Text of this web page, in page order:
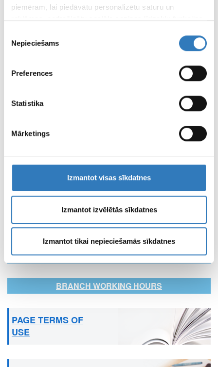
piemēram, lai piedāvātu personalizētu saturu un
reklāmas, nodrošinātu sociālo saziņas līdzekļu funkcijas,
Informāciju par to, kā Jūs izmantojat mūsu vietni, mēs
varam kopīgot ar saviem sociālās saziņas līdzekļu,
apvienot ar citu informāciju, ko viņiem sniedzat vai ko
izvēle
Nepieciešams
Preferences
Statistika
Mārketings
Izmantot visas sīkdatnes
Izmantot izvēlētās sīkdatnes
Izmantot tikai nepieciešamās sīkdatnes
Price
Duplex dopplerography of transcranial
vessels with spectrum analysis and dyed
duplex dopplerography by sepctra analysis
SPECIALISTS
“Vizuālā diagnostika” Ltd specialists
INSURERS
Check out the insurers here
CENTRE OF REMOTE DIAGNOSTICS
BRANCH WORKING HOURS
PAGE TERMS OF
USE